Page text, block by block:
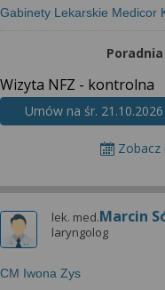
Gabinety Lekarskie Medicor
Wizyta NFZ - kontrolna
Umów na śr.
Zobacz
lek. med.Marcin
laryngolog
CM Iwona Zys